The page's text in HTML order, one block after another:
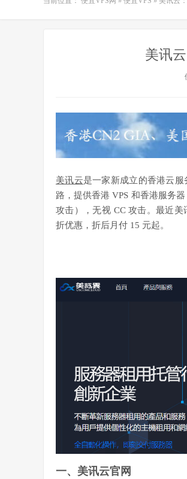
美讯
美讯云是一家新成立的香港云服
路，提供香港 VPS 和香港服务
攻击），无视 CC 攻击。最近
折优惠，折后月付 15 元起。
一、美讯云官网